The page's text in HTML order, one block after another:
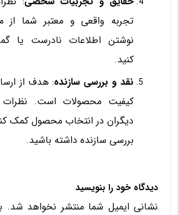
تجربه واقعی و معتبر شما از
نوشتن اطلاعات نادرست یا
کنید.
نقد و بررسی سازنده: هدف از
کیفیت محصولات است. نظرات
دیگران در انتخاب محصول کمک
بررسی سازنده داشته باشید.
دیدگاه خود را بنویسید
نشانی ایمیل شما منتشر نخواهد شد.